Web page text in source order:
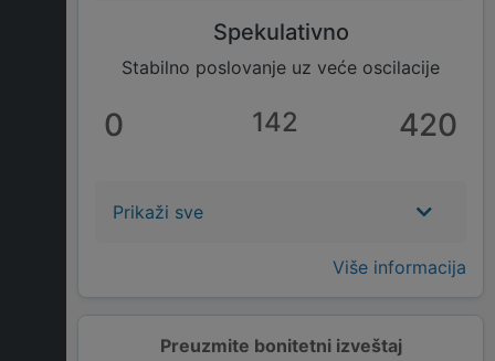
Preuzmite bonitetni izveštaj
Spekulativno
Stabilno poslovanje uz veće oscilacije
0 142 420
Prikaži sve
Više informacija